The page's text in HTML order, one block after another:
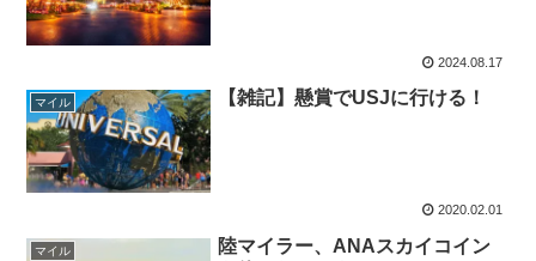
2024.08.17
マイル 【雑記】懸賞でUSJに行ける！
2020.02.01
マイル
陸マイラー、ANAスカイコイン